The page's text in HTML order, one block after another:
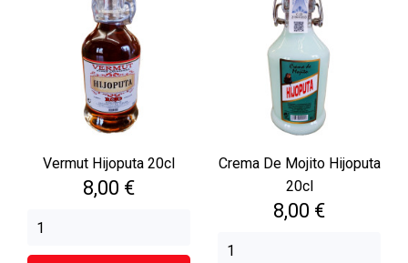
Vermut Hijoputa 20cl
Precio
8,00 €
Crema De Mojito Hijoputa
20cl
Precio
8,00 €